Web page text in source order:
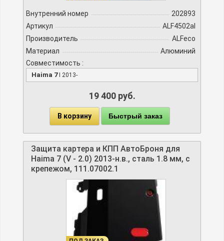
Внутренний номер
202893
Артикул
ALF4502al
Производитель
ALFeco
Материал
Алюминий
Совместимость :
Haima 7I 2013-
19 400 руб.
В корзину Быстрый заказ
Защита картера и КПП АвтоБроня для
Haima 7 (V - 2.0) 2013-н.в., сталь 1.8 мм, с
крепежом, 111.07002.1